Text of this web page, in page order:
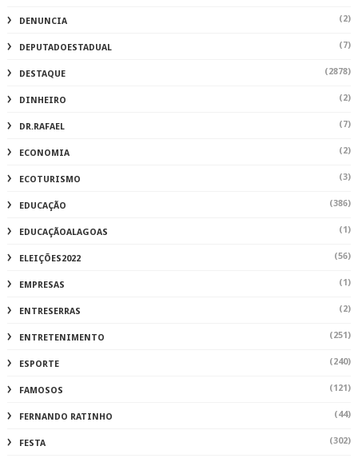
DENUNCIA (2)
DEPUTADOESTADUAL (7)
DESTAQUE (2878)
DINHEIRO (2)
DR.RAFAEL (7)
ECONOMIA (2)
ECOTURISMO (3)
EDUCAÇÃO (386)
EDUCAÇÃOALAGOAS (1)
ELEIÇÕES2022 (56)
EMPRESAS (1)
ENTRESERRAS (2)
ENTRETENIMENTO (251)
ESPORTE (240)
FAMOSOS (121)
FERNANDO RATINHO (44)
FESTA (302)